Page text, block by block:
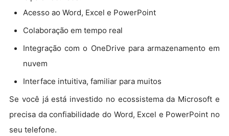
Acesso ao Word, Excel e PowerPoint
Colaboração em tempo real
Integração com o OneDrive para armazenamento em
nuvem
Interface intuitiva, familiar para muitos
Se você já está investido no ecossistema da Microsoft e
precisa da confiabilidade do Word, Excel e PowerPoint no
seu telefone.